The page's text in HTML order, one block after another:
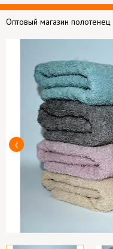
Оптовый магазин полотенец